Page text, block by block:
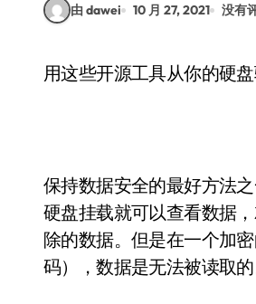
由 dawei 10 月 27, 2021 没有
用这些开源工具从你的硬
保持数据安全的最好方法
硬盘挂载就可以查看数据
除的数据。但是在一个加
码），数据是无法被读取的